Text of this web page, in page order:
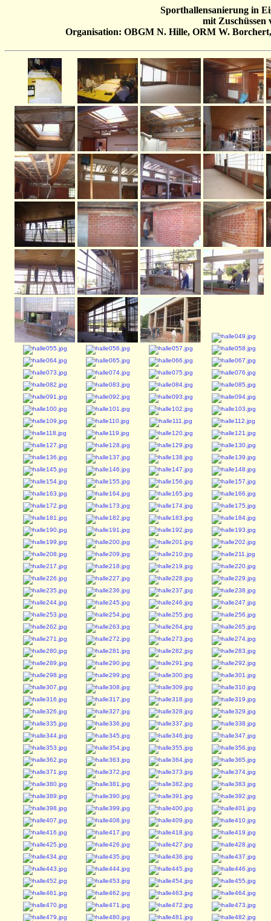
Sporthallensanierung in
mit Zuschüssen
Organisation: OBGM N. Hille, ORM W.